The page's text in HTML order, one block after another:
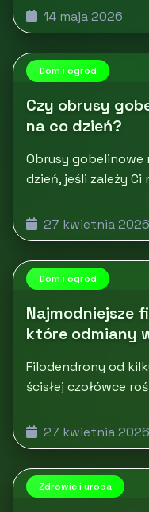
14 maja 2026
Dom i ogród
Czy obrusy
na co dzień?
Obrusy
dzień, jeśli zależy
27 kwietnia 2026
Dom i ogród
Najmodniejsze
które odmiany
Filodendrony od
ścisłej czołówce
27 kwietnia 2026
Zdrowie i uroda